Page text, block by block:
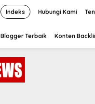
Indeks Hubungi Kami
Blogger Terbaik Konten